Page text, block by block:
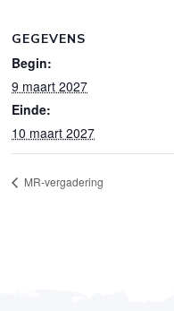
GEGEVENS
Begin:
9 maart 2027
Einde:
10 maart 2027
MR-vergadering